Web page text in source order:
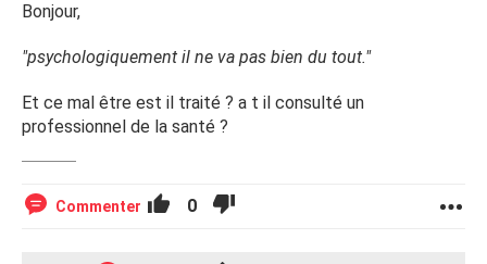
Bonjour,
"psychologiquement il ne va pas bien du tout."
Et ce mal être est il traité ? a t il consulté un
professionnel de la santé ?
Commenter 0